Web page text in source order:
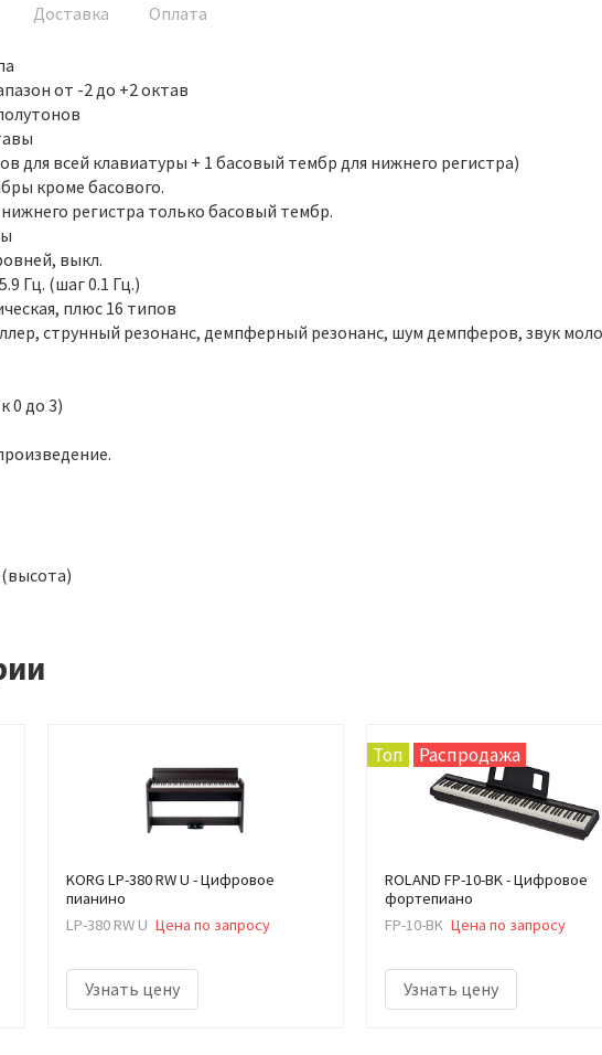
Доставка Оплата
от -2 до +2 октав
для всей клавиатуры + 1 басовый тембр для нижнего регистра)
кроме басового.
регистра только басовый тембр.
выкл.
Гц. (шаг 0.1 Гц.)
плюс 16 типов
струнный резонанс, демпферный резонанс, шум демпферов, звук
0 до 3)
(высота)
KORG LP-380 RW U - Цифровое
пианино
LP-380 RW U Цена по запросу
Узнать цену
Топ Распродажа
ROLAND FP-10-BK - Цифровое
фортепиано
FP-10-BK Цена по запросу
Узнать цену